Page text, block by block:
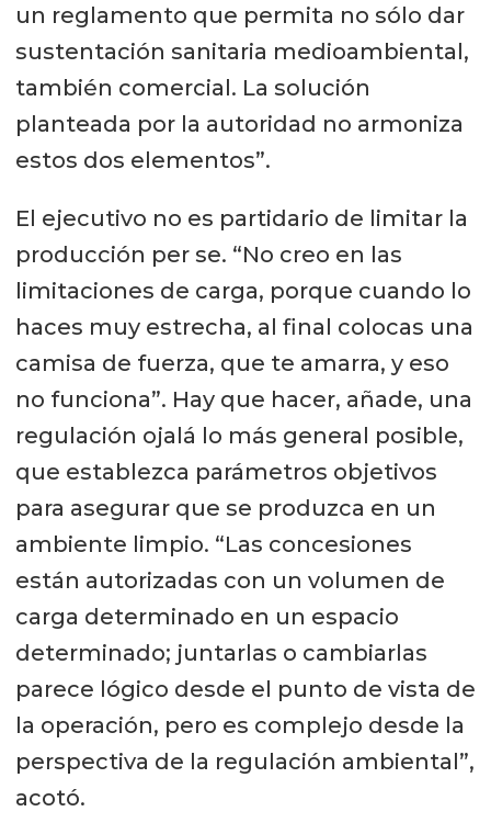
un reglamento que permita no sólo dar
sustentación sanitaria medioambiental,
también comercial. La solución
planteada por la autoridad no armoniza
estos dos elementos”.
El ejecutivo no es partidario de limitar la
producción per se. “No creo en las
limitaciones de carga, porque cuando lo
haces muy estrecha, al final colocas una
camisa de fuerza, que te amarra, y eso
no funciona”. Hay que hacer, añade, una
regulación ojalá lo más general posible,
que establezca parámetros objetivos
para asegurar que se produzca en un
ambiente limpio. “Las concesiones
están autorizadas con un volumen de
carga determinado en un espacio
determinado; juntarlas o cambiarlas
parece lógico desde el punto de vista de
la operación, pero es complejo desde la
perspectiva de la regulación ambiental”,
acotó.